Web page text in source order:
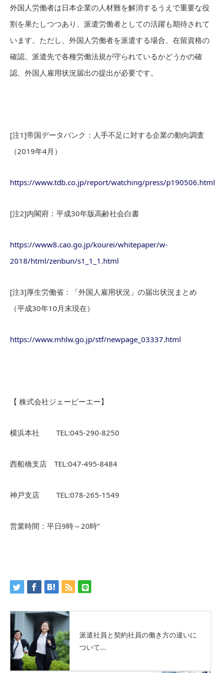
外国人労働者は日本企業の人材難を解消するうえで重要な役
割を果たしつつあり、派遣労働者としての活躍も期待されて
います。ただし、外国人労働者を派遣する場合、在留資格の
確認、派遣先で各種労働法規が守られているかどうかの確
認、外国人雇用状況届出の提出が必要です。
[注1]帝国データバンク：人手不足に対する企業の動向調査
（2019年4月）
https://www.tdb.co.jp/report/watching/press/p190506.html
[注2]内閣府：平成30年版高齢社会白書
https://www8.cao.go.jp/kourei/whitepaper/w-
2018/html/zenbun/s1_1_1.html
[注3]厚生労働省：「外国人雇用状況」の届出状況まとめ
（平成30年10月末現在）
https://www.mhlw.go.jp/stf/newpage_03337.html
【 株式会社ジェーピーエー】
横浜本社 TEL:045-290-8250
西船橋支店 TEL:047-495-8484
神戸支店 TEL:078-265-1549
営業時間：平日9時～20時”
派遣社員と契約社員の働き方の違いに
ついて...